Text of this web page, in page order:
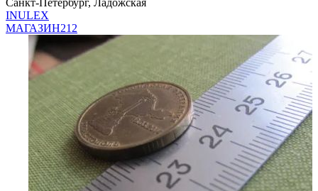
Санкт-Петербург, Ладожская
INULEX
МАГАЗИН212